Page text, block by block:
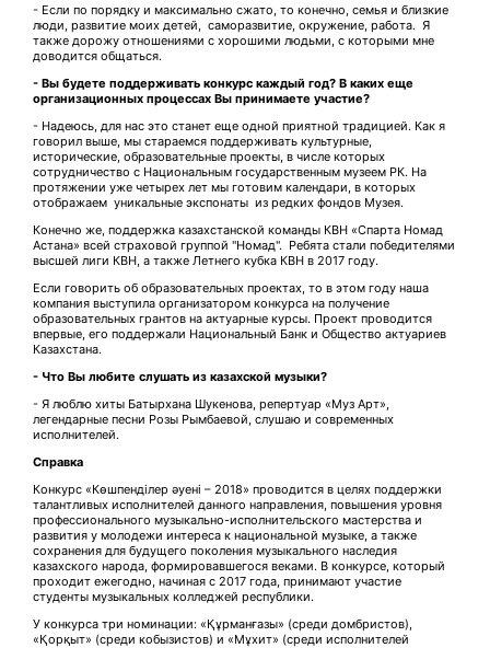
- Если по порядку и максимально сжато, то конечно, семья и близкие
люди, развитие моих детей, саморазвитие, окружение, работа. Я
также дорожу отношениями с хорошими людьми, с которыми мне
доводится общаться.
- Вы будете поддерживать конкурс каждый год? В каких еще
организационных процессах Вы принимаете участие?
- Надеюсь, для нас это станет еще одной приятной традицией. Как я
говорил выше, мы стараемся поддерживать культурные,
исторические, образовательные проекты, в числе которых
сотрудничество с Национальным государственным музеем РК. На
протяжении уже четырех лет мы готовим календари, в которых
отображаем уникальные экспонаты из редких фондов Музея.
Конечно же, поддержка казахстанской команды КВН «Спарта Номад
Астана» всей страховой группой "Номад". Ребята стали победителями
высшей лиги КВН, а также Летнего кубка КВН в 2017 году.
Если говорить об образовательных проектах, то в этом году наша
компания выступила организатором конкурса на получение
образовательных грантов на актуарные курсы. Проект проводится
впервые, его поддержали Национальный Банк и Общество актуариев
Казахстана.
- Что Вы любите слушать из казахской музыки?
- Я люблю хиты Батырхана Шукенова, репертуар «Муз Арт»,
легендарные песни Розы Рымбаевой, слушаю и современных
исполнителей.
Справка
Конкурс «Көшпенділер әуені – 2018» проводится в целях поддержки
талантливых исполнителей данного направления, повышения уровня
профессионального музыкально-исполнительского мастерства и
развития у молодежи интереса к национальной музыке, а также
сохранения для будущего поколения музыкального наследия
казахского народа, формировавшегося веками. В конкурсе, который
проходит ежегодно, начиная с 2017 года, принимают участие
студенты музыкальных колледжей республики.
У конкурса три номинации: «Құрманғазы» (среди домбристов),
«Қорқыт» (среди кобызистов) и «Мұхит» (среди исполнителей